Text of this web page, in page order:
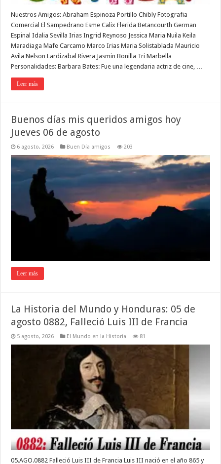
Nuestros Amigos: Abraham Espinoza Portillo Chibly Fotografia
Comercial El Sampedrano Esme Calix Flerida Betancourth German
Espinal Idalia Sevilla Irias Ingrid Reynoso Jessica Maria Nuila Keila
Maradiaga Mafe Carcamo Marco Irias Maria Solistablada Mauricio
Avila Nelson Lardizabal Rivera Jasmin Bonilla Tri Marbella
Personalidades: Barbara Bates: Fue una legendaria actriz de cine, …
Leer más
Buenos días mis queridos amigos hoy
Jueves 06 de agosto
6 agosto, 2026 Buen Día amigos 203
Leer más
La Historia del Mundo y Honduras: 05 de
agosto 0882, Falleció Luis III de Francia
5 agosto, 2026 El Mundo en la Historia 81
05.AGO.0882 Falleció Luis III de Francia Luis III nació en el año 865 y